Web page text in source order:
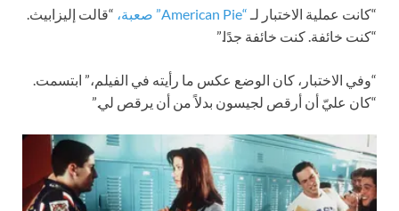
“كانت عملية الاختبار لـ “American Pie” صعبة،
“قالت إليزابيث.
“كنت خائفة. كنت خائفة جدًا.”
“وفي الاختبار، كان الوضع عكس ما رأيته في الفيلم،” ابتسمت.
“كان عليّ أن أرقص لجيسون بدلاً من أن يرقص لي.”